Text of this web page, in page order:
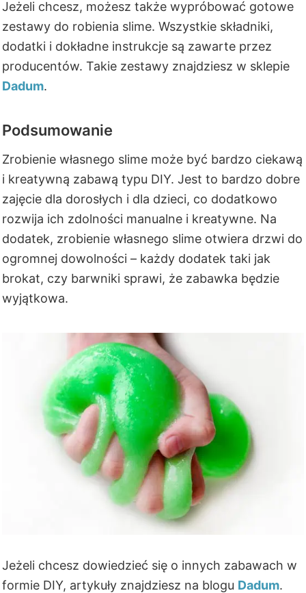
Jeżeli chcesz, możesz także wypróbować gotowe
zestawy do robienia slime. Wszystkie składniki,
dodatki i dokładne instrukcje są zawarte przez
producentów. Takie zestawy znajdziesz w sklepie
Dadum.
Podsumowanie
Zrobienie własnego slime może być bardzo ciekawą
i kreatywną zabawą typu DIY. Jest to bardzo dobre
zajęcie dla dorosłych i dla dzieci, co dodatkowo
rozwija ich zdolności manualne i kreatywne. Na
dodatek, zrobienie własnego slime otwiera drzwi do
ogromnej dowolności – każdy dodatek taki jak
brokat, czy barwniki sprawi, że zabawka będzie
wyjątkowa.
Jeżeli chcesz dowiedzieć się o innych zabawach w
formie DIY, artykuły znajdziesz na blogu Dadum.